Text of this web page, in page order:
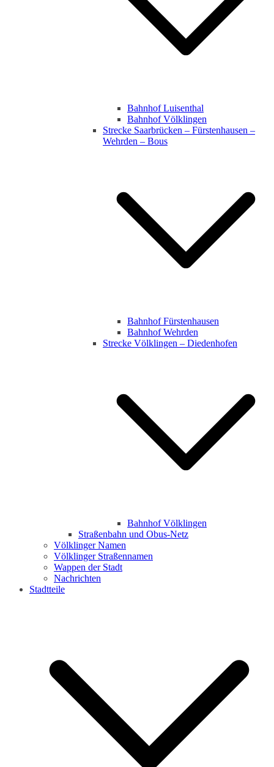
Bahnhof Luisenthal
Bahnhof Völklingen
Strecke Saarbrücken – Fürstenhausen –
Wehrden – Bous
Bahnhof Fürstenhausen
Bahnhof Wehrden
Strecke Völklingen – Diedenhofen
Bahnhof Völklingen
Straßenbahn und Obus-Netz
Völklinger Namen
Völklinger Straßennamen
Wappen der Stadt
Nachrichten
Stadtteile